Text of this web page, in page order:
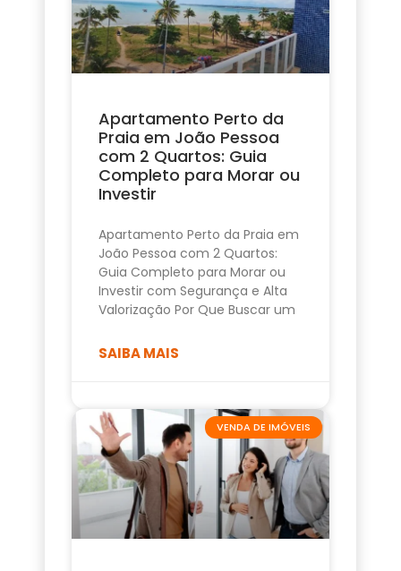
Apartamento Perto da
Praia em João Pessoa
com 2 Quartos: Guia
Completo para Morar ou
Investir
Apartamento Perto da Praia em
João Pessoa com 2 Quartos:
Guia Completo para Morar ou
Investir com Segurança e Alta
Valorização Por Que Buscar um
SAIBA MAIS
VENDA DE IMÓVEIS